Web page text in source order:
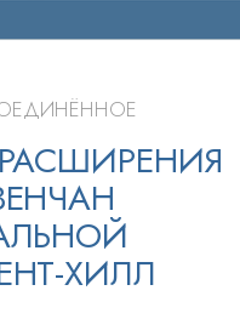
ХИЛЛ